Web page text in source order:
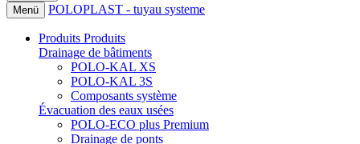
Menü POLOPLAST - tuyau systeme
Produits Produits
Drainage de bâtiments
POLO-KAL XS
POLO-KAL 3S
Composants système
Évacuation des eaux usées
POLO-ECO plus Premium
Drainage de ponts